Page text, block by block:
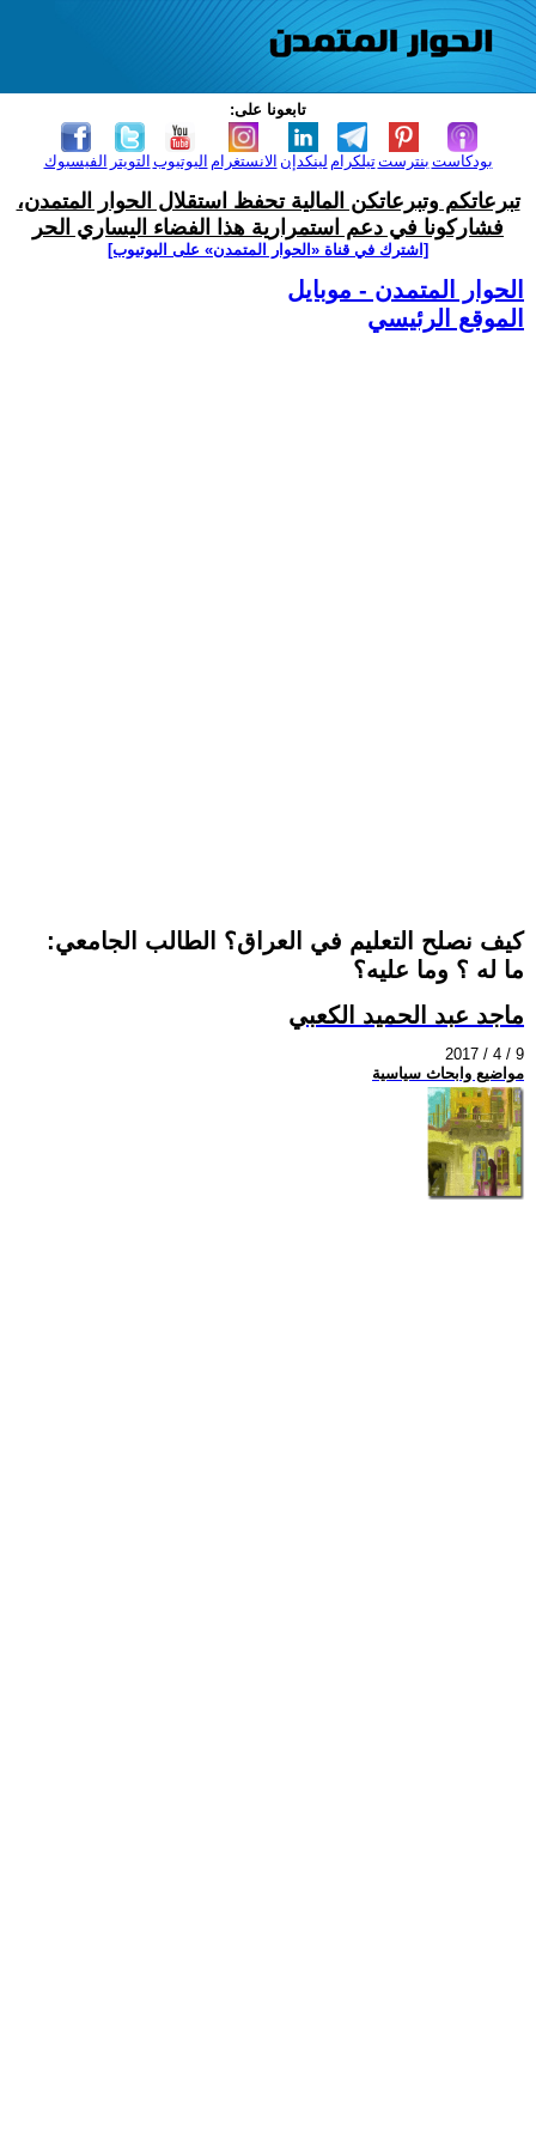
تابعونا على:
الفيسبوك التويتر اليوتيوب الانستغرام لينكدإن تيلكرامبنترست بودكاست
تبرعاتكم وتبرعاتكن المالية تحفظ استقلال الحوار المتمدن،
فشاركونا في دعم استمرارية هذا الفضاء اليساري الحر
[اشترك في قناة ‫«الحوار المتمدن» على اليوتيوب]
الحوار المتمدن - موبايل
الموقع الرئيسي
كيف نصلح التعليم في العراق؟ الطالب الجامعي:
ما له ؟ وما عليه؟
ماجد عبد الحميد الكعبي
2017 / 4 / 9
مواضيع وابحاث سياسية